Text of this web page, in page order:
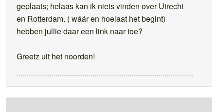
geplaats; helaas kan ik niets vinden over Utrecht
en Rotterdam. ( wáár en hoelaat het begint)
hebben jullie daar een link naar toe?
Greetz uit het noorden!